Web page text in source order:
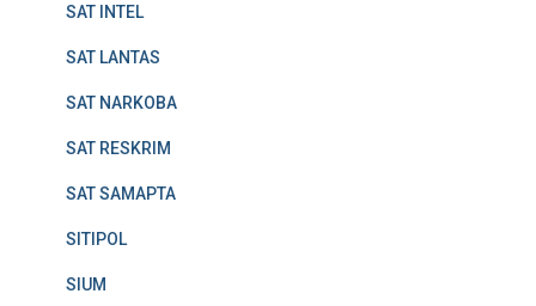
SAT INTEL
SAT LANTAS
SAT NARKOBA
SAT RESKRIM
SAT SAMAPTA
SITIPOL
SIUM